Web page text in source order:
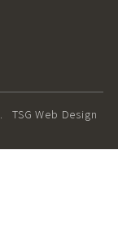
TSG Web Design